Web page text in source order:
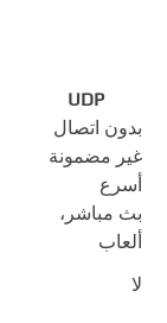
UDP
بدون اتصال
غير مضمونة
أسرع
بث مباشر،
ألعاب
لا